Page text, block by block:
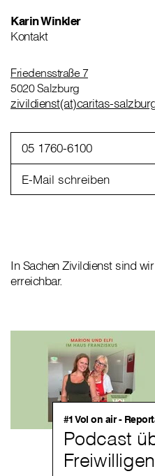
Karin Winkler
Kontakt
Friedensstraße 7
5020 Salzburg
zivildienst(at)caritas-
05 1760-6100
E-Mail schreiben
In Sachen Zivildienst sind
erreichbar.
#1 Vol on air -
Podcast